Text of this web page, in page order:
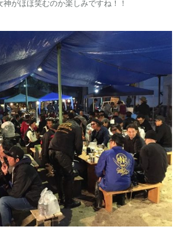
がほほ笑むのか楽しみですね！！